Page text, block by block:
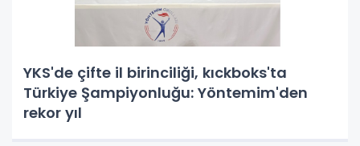
YKS'de çifte il birinciliği, kıckboks'ta
Türkiye Şampiyonluğu: Yöntemim'den
rekor yıl